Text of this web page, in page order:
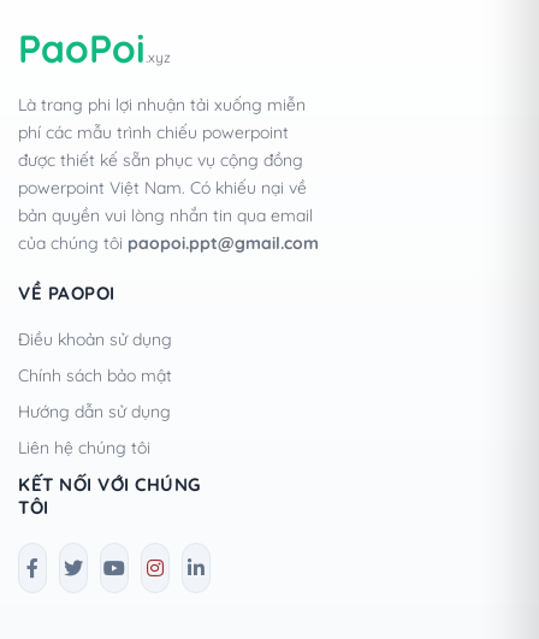
PaoPoi.xyz
Là trang phi lợi nhuận tải xuống miễn
phí các mẫu trình chiếu powerpoint
được thiết kế sẵn phục vụ cộng đồng
powerpoint Việt Nam. Có khiếu nại về
bản quyền vui lòng nhắn tin qua email
của chúng tôi paopoi.ppt@gmail.com
VỀ PAOPOI
Điều khoản sử dụng
Chính sách bảo mật
Hướng dẫn sử dụng
Liên hệ chúng tôi
KẾT NỐI VỚI CHÚNG
TÔI